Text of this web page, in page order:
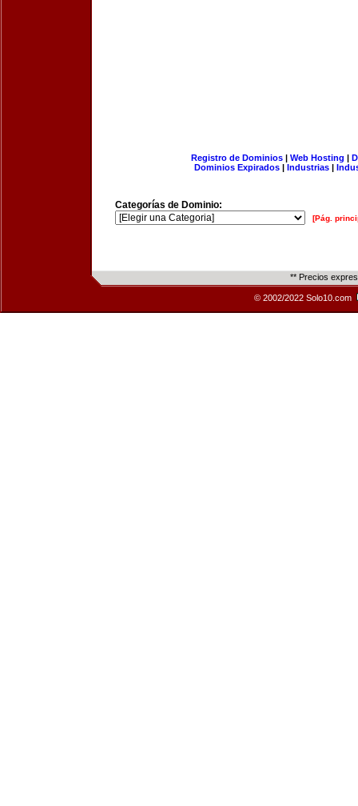
Registro de Dominios| Web Hosting |
Dominios Expirados | Industrias |
Categorías de Dominio:
[Pág.
** Precios
© 2002/2022 Solo10.com